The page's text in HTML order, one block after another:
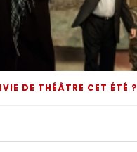
DE THÉÂTRE CET ÉTÉ ?